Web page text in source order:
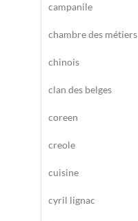
campanile
chambre des métiers
chinois
clan des belges
coreen
creole
cuisine
cyril lignac